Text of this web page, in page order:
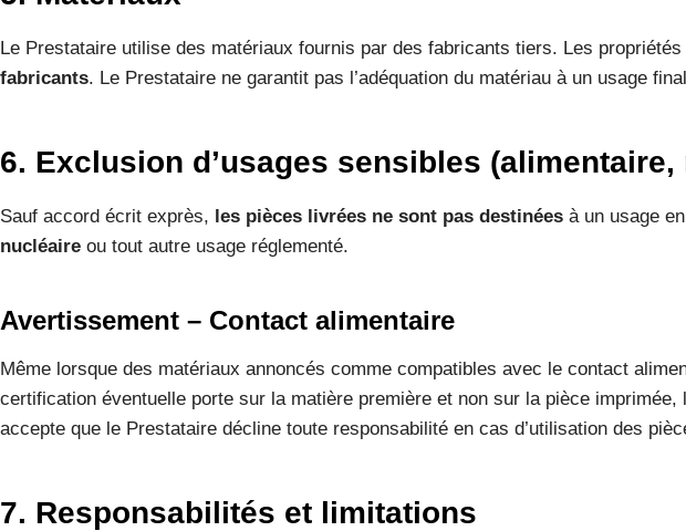
Le Prestataire utilise des matériaux fournis par des fabricants tiers. Les
fabricants. Le Prestataire ne garantit pas l’adéquation du matériau à un usage
6. Exclusion d’usages sensibles
Sauf accord écrit exprès, les pièces livrées ne sont pas destinées à un usage en
nucléaire ou tout autre usage réglementé.
Avertissement – Contact alimentaire
Même lorsque des matériaux annoncés comme compatibles avec le contact
certification éventuelle porte sur la matière première et non sur la pièce
accepte que le Prestataire décline toute responsabilité en cas d’utilisation des
7. Responsabilités et limitations